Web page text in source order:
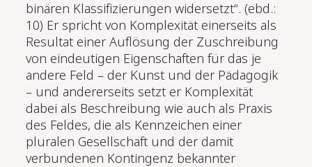
binären Klassifizierungen widersetzt“. (ebd.:
10) Er spricht von Komplexität einerseits als
Resultat einer Auflösung der Zuschreibung
von eindeutigen Eigenschaften für das je
andere Feld – der Kunst und der Pädagogik
– und andererseits setzt er Komplexität
dabei als Beschreibung wie auch als Praxis
des Feldes, die als Kennzeichen einer
pluralen Gesellschaft und der damit
verbundenen Kontingenz bekannter